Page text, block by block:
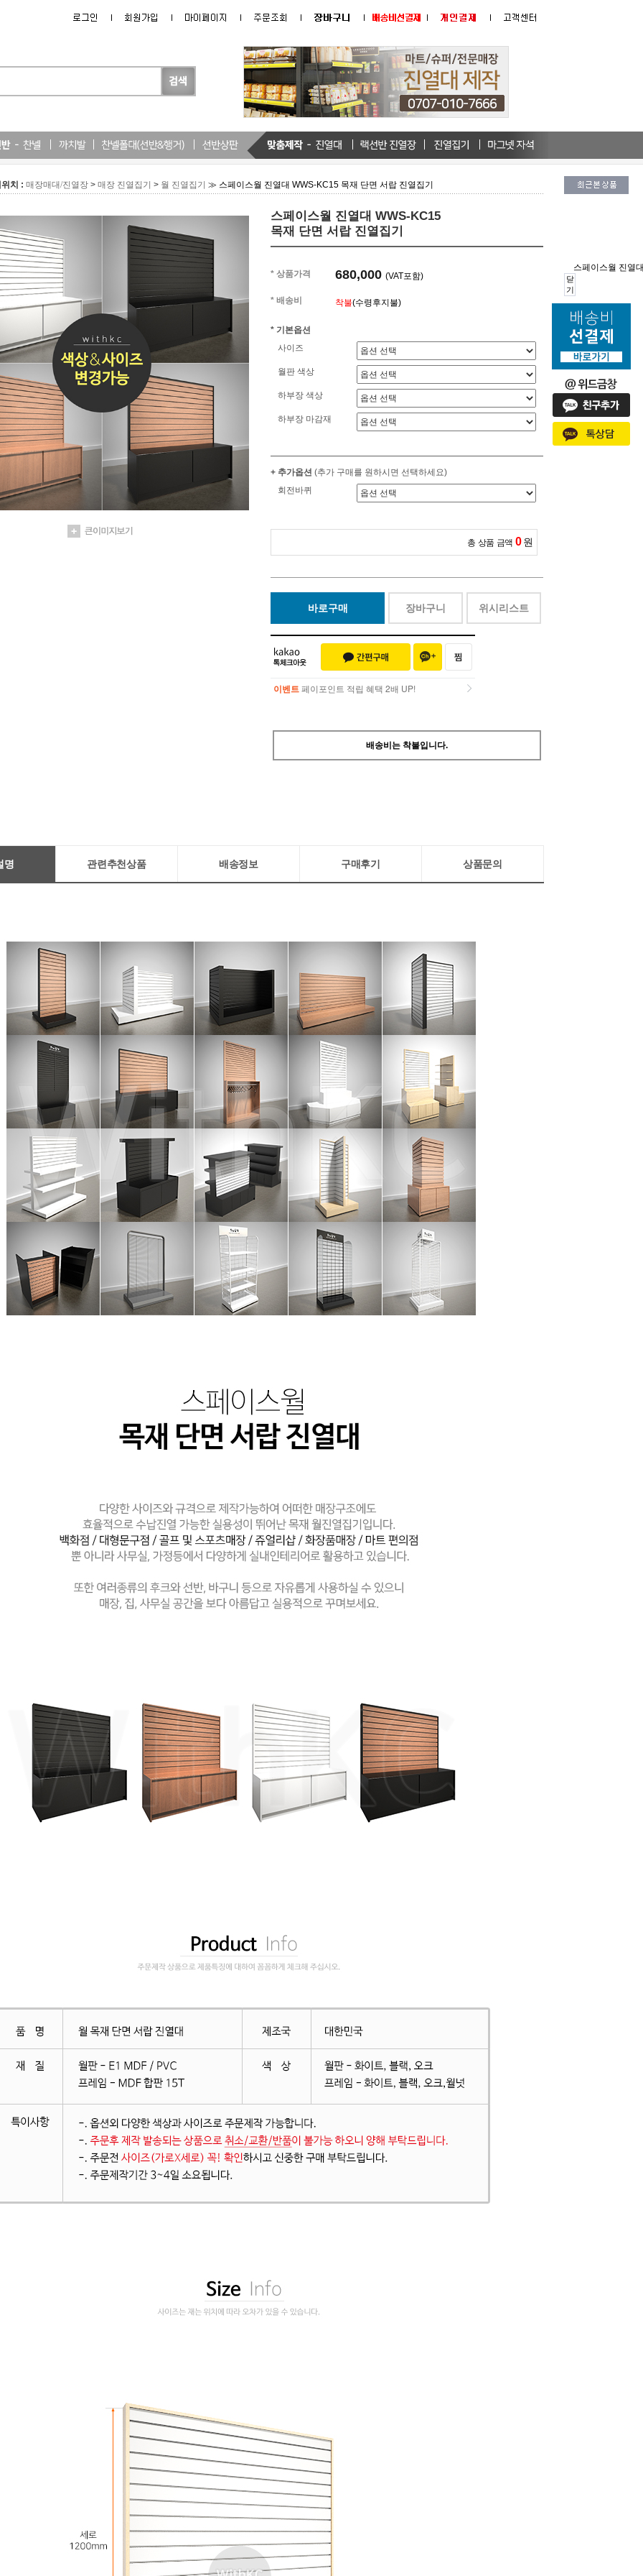
스페이스월 진열
닫
기
치 : 매장매대/진열장 > 매장 진열집기 > 월 진열집기 ≫ 스페이스월 진열대 WWS-KC15 목재 단면 서랍 진열집기
스페이스월 진열대 WWS-KC15
목재 단면 서랍 진열집기
* 상품가격 680,000 (VAT포함)
* 배송비 착불(수령후지불)
* 기본옵션
사이즈
월판 색상
하부장 색상
하부장 마감재
+ 추가옵션 (추가 구매를 원하시면 선택하세요)
회전바퀴
총 상품 금액 0 원
바로구매 장바구니 위시리스트
배송비는 착불입니다.
명 관련추천상품 배송정보 구매후기 상품문의